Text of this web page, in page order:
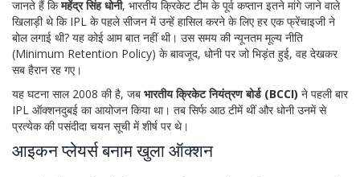
जानते हैं किमहेंद्र सिंह धोनी, भारतीय क्रिकेट टीम के पूर्व कप्तान इतने मांगे जाने वाले
खिलाड़ी थे कि IPL के पहले सीजन में उन्हें हासिल करने के लिए हर एक फ्रेंचाइजी ने
बोल लगाई थी? यह कोई आम बात नहीं थी। उस समय की न्यूनतम मूल्य नीति
(Minimum Retention Policy) के बावजूद, धोनी पर जो भिड़ंत हुई, वह देखकर
सब हैरान रह गए।
यह घटना साल 2008 की है, जब भारतीय क्रिकेट नियंत्रण बोर्ड (BCCI) ने पहली बार
IPL ऑक्शनदुबई का आयोजन किया था। तब सिर्फ आठ टीमें थीं और धोनी उनमें से
प्रत्येक की पसंदीदा चयन सूची में शीर्ष पर थे।
आइकन प्लेयर्स बनाम खुला ऑक्शन